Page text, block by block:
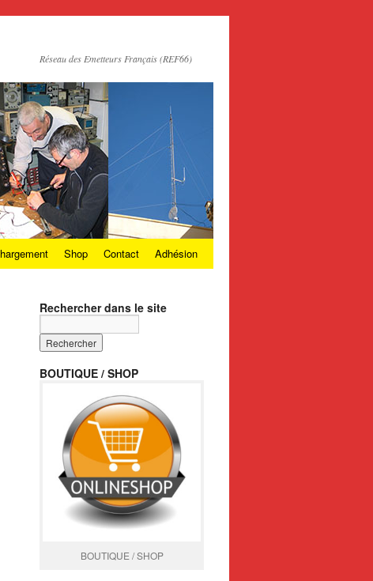
Réseau des Emetteurs Français (REF66)
Shop Contact Adhésion
Rechercher dans le site
BOUTIQUE / SHOP
BOUTIQUE / SHOP